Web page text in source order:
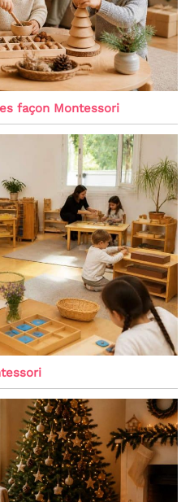
façon Montessori